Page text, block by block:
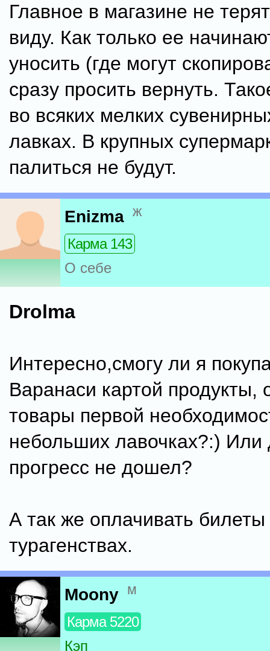
Главное в магазине не
виду. Как только ее
уносить (где могут
сразу просить вернуть.
во всяких мелких
лавках. В крупных
палиться не будут.
Enizma ж
Карма 143
О себе
Drolma
Интересно,смогу ли я
Варанаси картой продукты,
товары первой
небольших лавочках?:) Или
прогресс не дошел?
А так же оплачивать билеты
турагенствах.
Moony м
Карма 5220
Кэп